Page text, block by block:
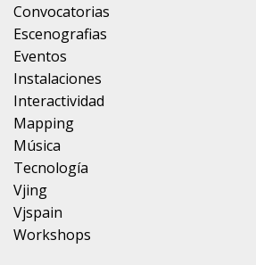
Convocatorias
Escenografias
Eventos
Instalaciones
Interactividad
Mapping
Música
Tecnología
Vjing
Vjspain
Workshops